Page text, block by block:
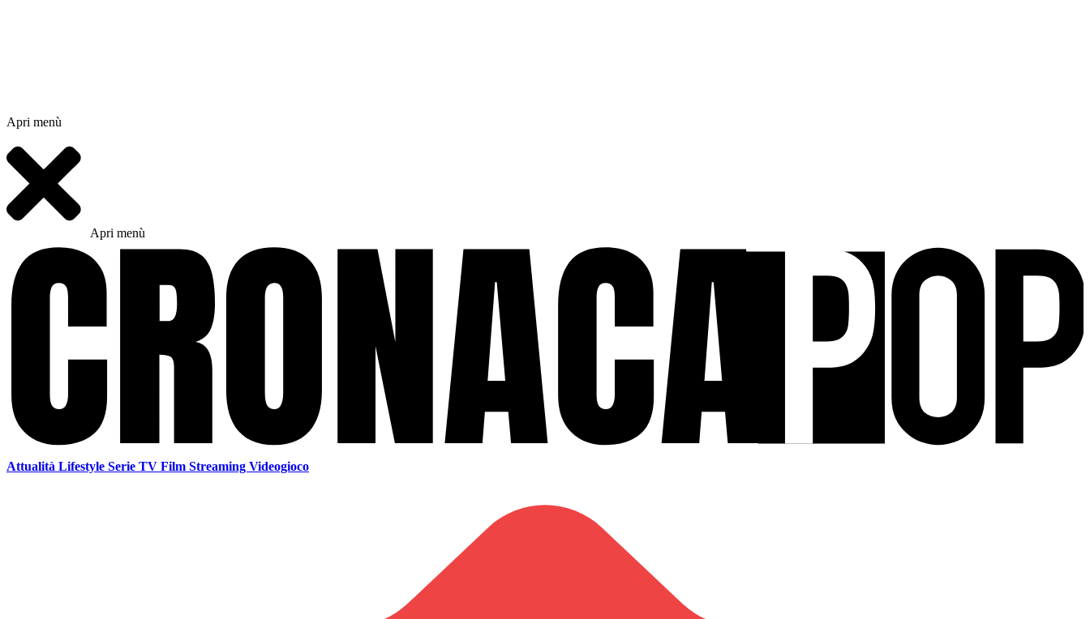
Apri menù
Apri menù
Attualità Lifestyle Serie TV Film Streaming Videogioco